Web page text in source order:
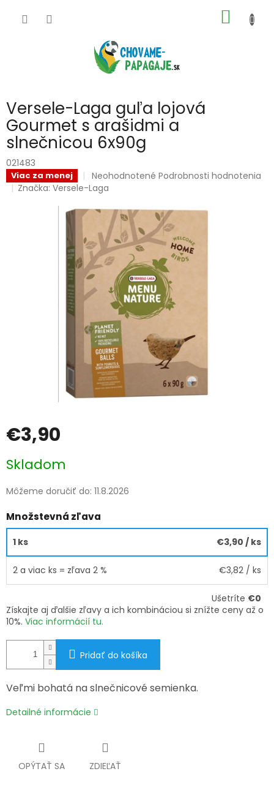
KOŠÍK
Versele-Laga guľa lojová
Gourmet s arašidmi a
slnečnicou 6x90g
021483
Viac za menej
Priemerné
hodnotenie
je
5
hviezdičiek.
Neohodnotené Podrobnosti hodnotenia
Značka:Versele-Laga
€3,90
cena:
Skladom
Môžeme doručiť do: 11.8.2026
Množstevná zľava
1 ks €3,90 / ks
2 a viac ks = zľava 2 % €3,82 / ks
Ušetríte €0
Získajte aj ďalšie zľavy a ich kombináciou si znížte ceny až o
10%. Viac informácií tu.
Pridať do košíka
Veľmi bohatá na slnečnicové semienka.
Detailné informácie
OPÝTAŤ SA ZDIEĽAŤ